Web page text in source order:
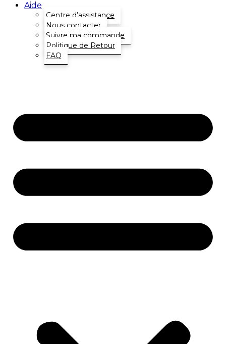
Aide
Centre d’assistance
Nous contacter
Suivre ma commande
Politique de Retour
FAQ